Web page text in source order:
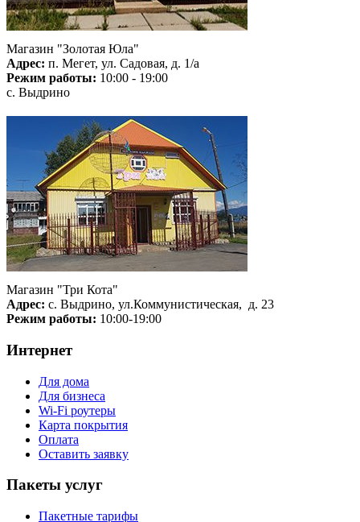
Магазин "Золотая Юла"
Адрес: п. Мегет, ул. Садовая, д. 1/а
Режим работы: 10:00 - 19:00
с. Выдрино
Магазин "Три Кота"
Адрес: с. Выдрино, ул.Коммунистическая, д. 23
Режим работы: 10:00-19:00
Интернет
Для дома
Для бизнеса
Wi-Fi роутеры
Карта покрытия
Оплата
Оставить заявку
Пакеты услуг
Пакетные тарифы